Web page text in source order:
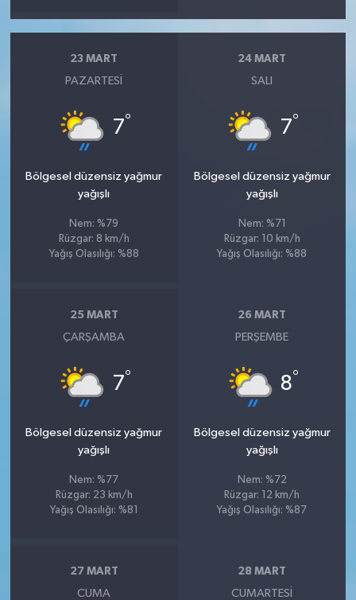
23 MART
PAZARTESI
7°
Bölgesel düzensiz yağmur
yağışlı
Nem: %79
Rüzgar: 8 km/h
Yağış Olasılığı: %88
24 MART
SALI
7°
Bölgesel düzensiz yağmur
yağışlı
Nem: %71
Rüzgar: 10 km/h
Yağış Olasılığı: %88
25 MART
ÇARŞAMBA
7°
Bölgesel düzensiz yağmur
yağışlı
Nem: %77
Rüzgar: 23 km/h
Yağış Olasılığı: %81
26 MART
PERŞEMBE
8°
Bölgesel düzensiz yağmur
yağışlı
Nem: %72
Rüzgar: 12 km/h
Yağış Olasılığı: %87
27 MART
CUMA
28 MART
CUMARTESI